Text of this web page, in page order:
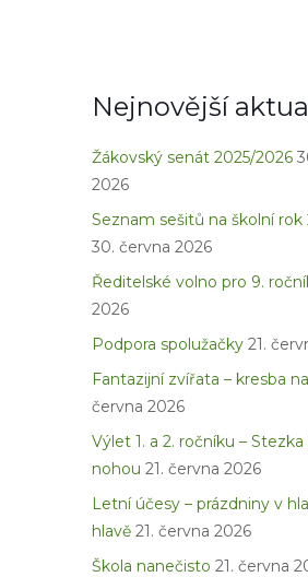
Nejnovější
Žákovský senát 2025/2026
2026
Seznam sešitů na školní rok
30. června 2026
Ředitelské volno pro 9.
2026
Podpora spolužačky 21.
Fantazijní zvířata – kresba
června 2026
Výlet 1. a 2. ročníku –
nohou 21. června 2026
Letní účesy – prázdniny v
hlavě 21. června 2026
Škola nanečisto 21. června